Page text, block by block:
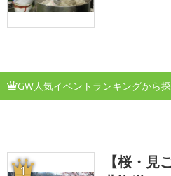
GW人気イベントランキングから探
1
【桜・見